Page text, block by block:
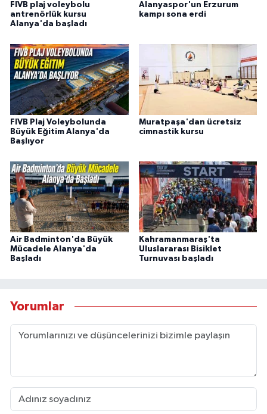
FIVB plaj voleybolu
antrenörlük kursu
Alanya'da başladı
Alanyaspor'un Erzurum
kampı sona erdi
FIVB Plaj Voleybolunda
Büyük Eğitim Alanya'da
Başlıyor
Muratpaşa'dan ücretsiz
cimnastik kursu
Air Badminton'da Büyük
Mücadele Alanya'da
Başladı
Kahramanmaraş'ta
Uluslararası Bisiklet
Turnuvası başladı
Yorumlar